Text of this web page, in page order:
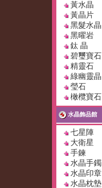
黃水晶
黃晶片
黑髮水晶
黑曜岩
鈦 晶
碧璽寶石
精靈石
綠幽靈晶
瑩石
橄欖寶石
水晶飾品館
七星陣
大衛星
手鍊
水晶手鐲
水晶印章
水晶枕墊